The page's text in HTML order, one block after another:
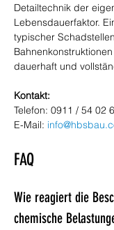
Detailtechnik der
Lebensdauerfaktor.
typischer
dauerhaft und
Kontakt:
Telefon: 0911 / 54 02
E-Mail:
FAQ
Wie reagiert die
chemische